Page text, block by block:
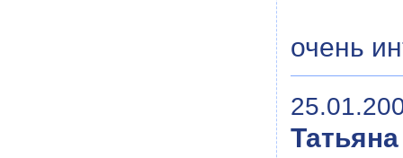
очень
Татьяна